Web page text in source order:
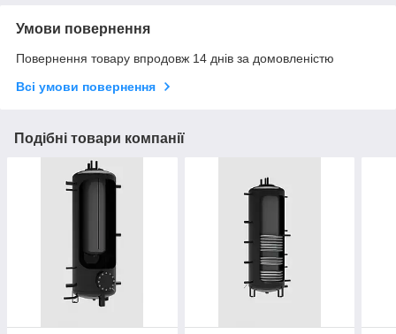
Умови повернення
Повернення товару впродовж 14 днів за домовленістю
Всі умови повернення
Подібні товари компанії